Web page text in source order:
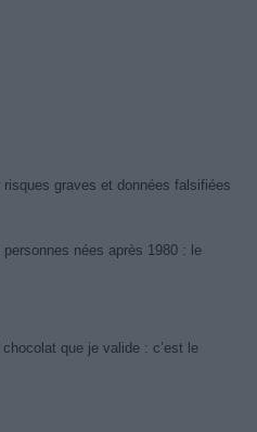
graves et données falsifiées
nées après 1980 : le
que je valide : c’est le